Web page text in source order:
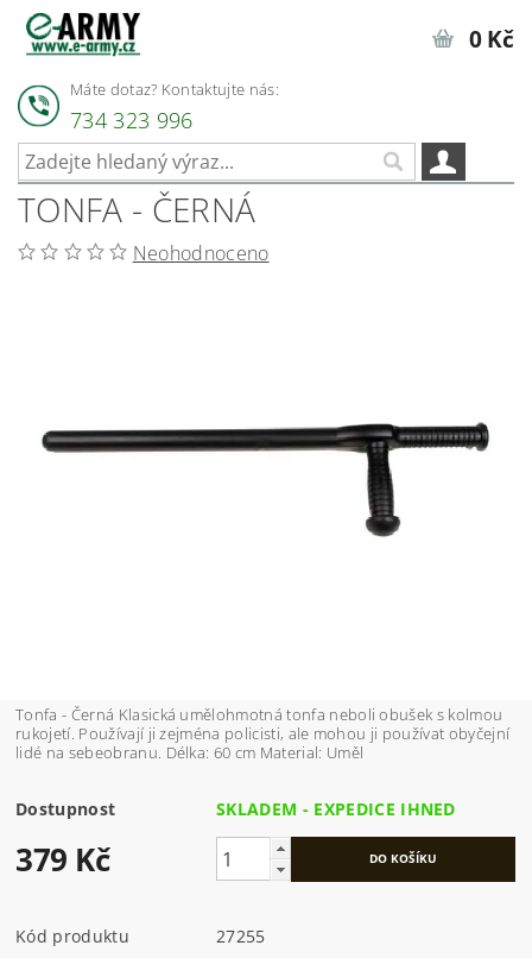
Máte dotaz? Kontaktujte nás:
734 323 996
0 Kč
TONFA - ČERNÁ
Neohodnoceno
Tonfa - Černá Klasická umělohmotná tonfa neboli obušek s kolmou
rukojetí. Používají ji zejména policisti, ale mohou ji používat obyčejní
lidé na sebeobranu. Délka: 60 cm Material: Uměl
Dostupnost SKLADEM - EXPEDICE IHNED
379 Kč
Kód produktu
27255